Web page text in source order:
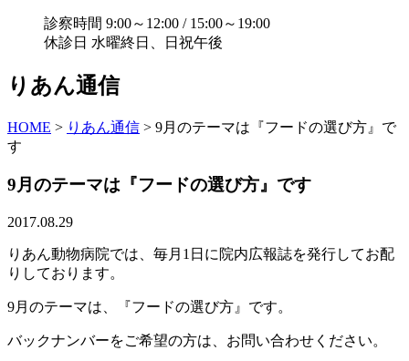
診察時間 9:00～12:00 / 15:00～19:00
休診日 水曜終日、日祝午後
りあん通信
HOME > りあん通信 > 9月のテーマは『フードの選び方』で
す
9月のテーマは『フードの選び方』です
2017.08.29
りあん動物病院では、毎月1日に院内広報誌を発行してお配
りしております。
9月のテーマは、『フードの選び方』です。
バックナンバーをご希望の方は、お問い合わせください。